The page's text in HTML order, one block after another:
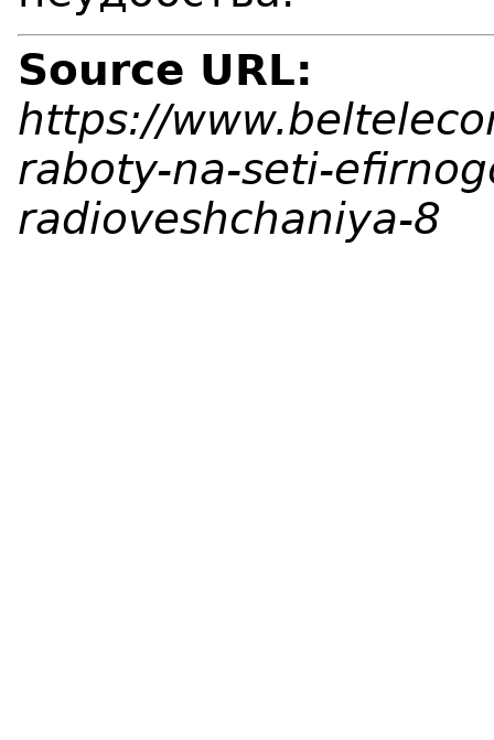
Source URL:
https://
raboty-na-seti-
radioveshchaniya-8